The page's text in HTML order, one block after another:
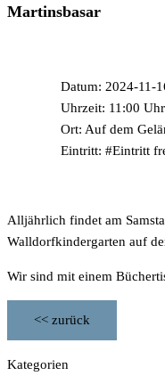
Martinsbasar
Datum: 2024-11-
Uhrzeit: 11:00
Ort: Auf dem
Eintritt: #Eintritt
Alljährlich findet am
Walldorfkindergarten auf
Wir sind mit einem
<< zurück
Kategorien